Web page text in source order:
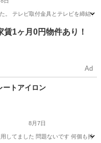
。 テレビ取付金具とテレビを締結
賃1ヶ月0円物件あり！
Ad
トアイロン
8月7日
してました 問題ないです 何個も持っ